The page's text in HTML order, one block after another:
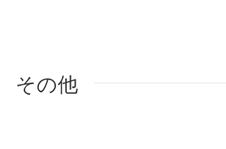
その他